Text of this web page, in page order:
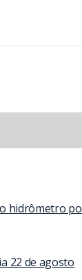
hidrômetro
22 de agosto